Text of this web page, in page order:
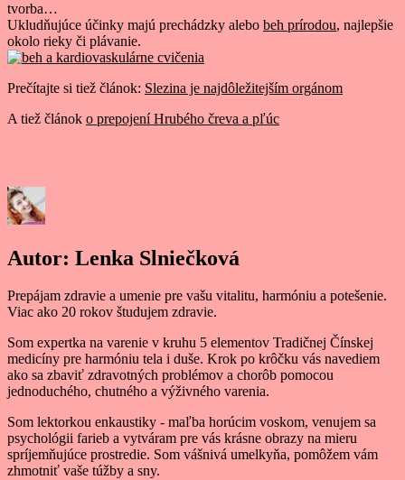
tvorba…
Ukludňujúce účinky majú prechádzky alebo beh prírodou, najlepšie
okolo rieky či plávanie.
Prečítajte si tiež článok: Slezina je najdôležitejším orgánom
A tiež článok o prepojení Hrubého čreva a pľúc
Autor: Lenka Slniečková
Prepájam zdravie a umenie pre vašu vitalitu, harmóniu a potešenie.
Viac ako 20 rokov študujem zdravie.
Som expertka na varenie v kruhu 5 elementov Tradičnej Čínskej
medicíny pre harmóniu tela i duše. Krok po krôčku vás navediem
ako sa zbaviť zdravotných problémov a chorôb pomocou
jednoduchého, chutného a výživného varenia.
Som lektorkou enkaustiky - maľba horúcim voskom, venujem sa
psychológii farieb a vytváram pre vás krásne obrazy na mieru
spríjemňujúce prostredie. Som vášnivá umelkyňa, pomôžem vám
zhmotniť vaše túžby a sny.